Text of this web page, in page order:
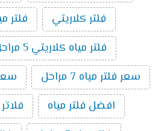
فلتر كلاريتي
فلتر
فلتر مياه كلاريتي 5 مراحل فلتريشن
سعر فلتر مياه 7 مراحل
سعر
افضل فلتر مياه
فلاتر